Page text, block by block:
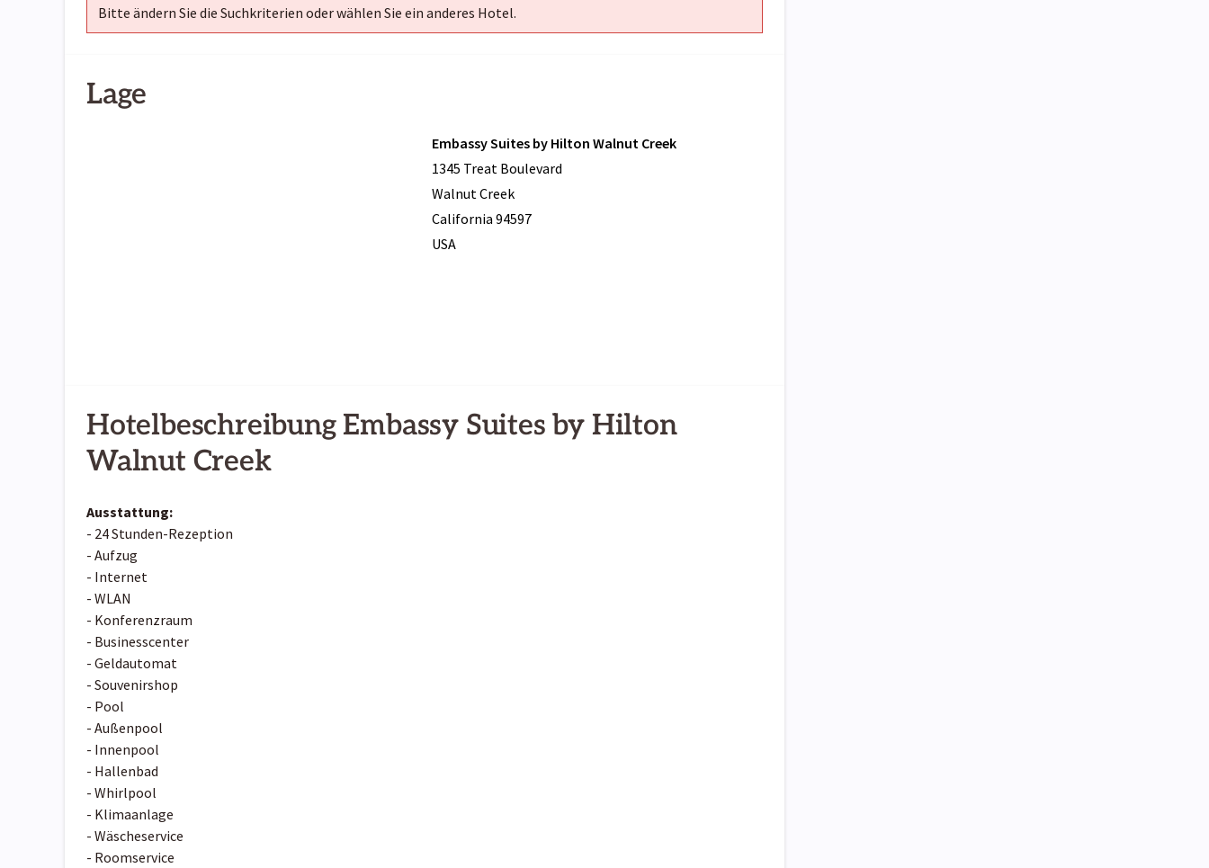
Bitte ändern Sie die Suchkriterien oder wählen Sie ein anderes Hotel.
Lage
Embassy Suites by Hilton Walnut Creek
1345 Treat Boulevard
Walnut Creek
California 94597
USA
Hotelbeschreibung Embassy Suites by Hilton
Walnut Creek
Ausstattung:
- 24 Stunden-Rezeption
- Aufzug
- Internet
- WLAN
- Konferenzraum
- Businesscenter
- Geldautomat
- Souvenirshop
- Pool
- Außenpool
- Innenpool
- Hallenbad
- Whirlpool
- Klimaanlage
- Wäscheservice
- Roomservice